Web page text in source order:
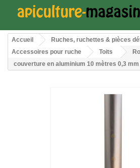
Accueil
Ruches, ruchettes & pièces
Accessoires pour ruche
Toits
couverture en aluminium 10 mètres 0,3 mm